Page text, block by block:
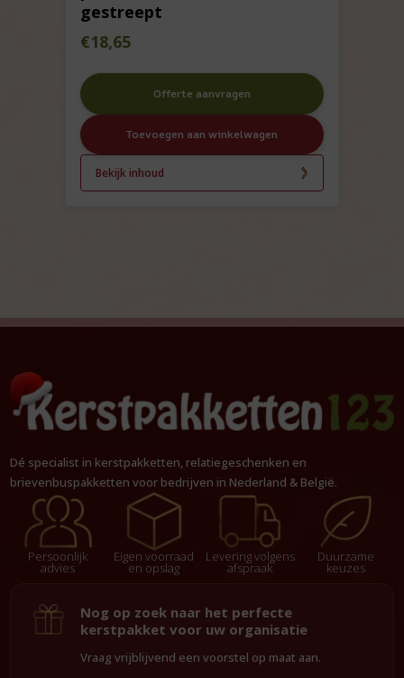
gestreept
€18,65
Offerte aanvragen
Toevoegen aan winkelwagen
Bekijk inhoud
Dé specialist in kerstpakketten, relatiegeschenken en
brievenbuspakketten voor bedrijven in Nederland & België.
Persoonlijk
advies
Eigen voorraad
en opslag
Levering volgens
afspraak
Duurzame
keuzes
Nog op zoek naar het perfecte
kerstpakket voor uw organisatie
Vraag vrijblijvend een voorstel op maat aan.